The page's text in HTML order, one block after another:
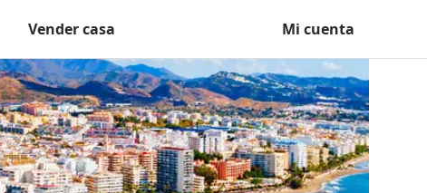
Vender casa Mi cuenta